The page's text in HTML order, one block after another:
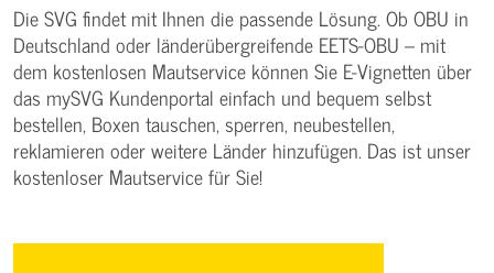
Die SVG findet mit Ihnen die passende Lösung. Ob OBU in
Deutschland oder länderübergreifende EETS-OBU – mit
dem kostenlosen Mautservice können Sie E-Vignetten über
das mySVG Kundenportal einfach und bequem selbst
bestellen, Boxen tauschen, sperren, neubestellen,
reklamieren oder weitere Länder hinzufügen. Das ist unser
kostenloser Mautservice für Sie!